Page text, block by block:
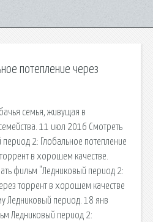
потепление через
семья, живущая в
11 июл 2016 Смотреть
2: Глобальное потепление
в хорошем качестве.
фильм "Ледниковый период 2:
торрент в хорошем качестве
Ледниковый период. 18 янв
Ледниковый период 2: